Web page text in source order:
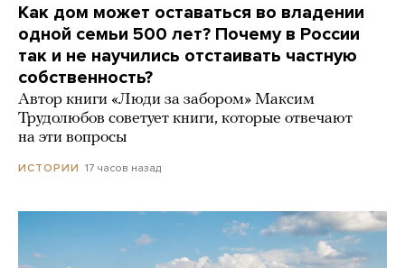
Как дом может оставаться во владении
одной семьи 500 лет? Почему в России
так и не научились отстаивать частную
собственность?
Автор книги «Люди за забором» Максим
Трудолюбов советует книги, которые отвечают
на эти вопросы
ИСТОРИИ 17 часов назад